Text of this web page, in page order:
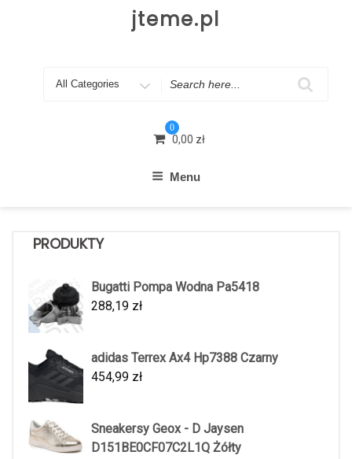
jteme.pl
Search
0
0,00 zł
Menu
PRODUKTY
Bugatti Pompa Wodna Pa5418
288,19 zł
adidas Terrex Ax4 Hp7388 Czarny
454,99 zł
Sneakersy Geox - D Jaysen
D151BE0CF07C2L1Q Żółty